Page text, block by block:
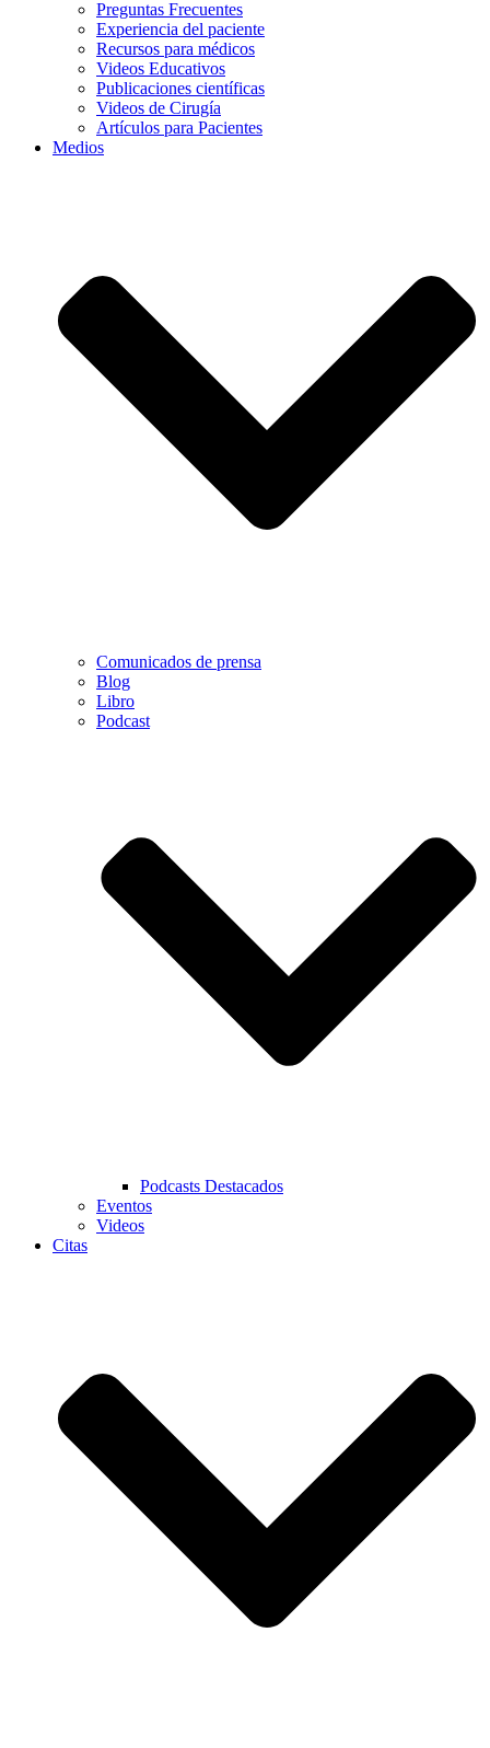
Preguntas Frecuentes
Experiencia del paciente
Recursos para médicos
Videos Educativos
Publicaciones científicas
Videos de Cirugía
Artículos para Pacientes
Medios
Comunicados de prensa
Blog
Libro
Podcast
Podcasts Destacados
Eventos
Videos
Citas